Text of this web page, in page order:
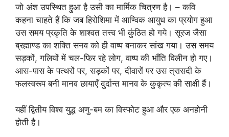
जो अंश उपस्थित हुआ है उसी का मार्मिक चित्रण है। – कवि
कहना चाहते हैं कि जब हिरोशिमा में आण्विक आयुध का प्रयोग हुआ
उस समय प्रकृति के शाश्वत तत्त्व भी कुंठित हो गये। सूरज जैसा
ब्रह्माण्ड का शक्ति सनव को ही वाष्प बनाकर सांख गया। उस समय
सड़कों, गलियों में चल-फिर रहे लोग, वाष्प की भाँति विलीन हो गए।
आस-पास के पत्थरों पर, सड़कों पर, दीवारों पर उस त्रासदी के
फलस्वरूप बनी मानव छायाएँ दुर्दान्त मानव के कुकृत्य की साक्षी हैं।
यहीं द्वितीय विश्व युद्ध अणु-बम का विस्फोट हुआ और एक अनहोनी
होती है।